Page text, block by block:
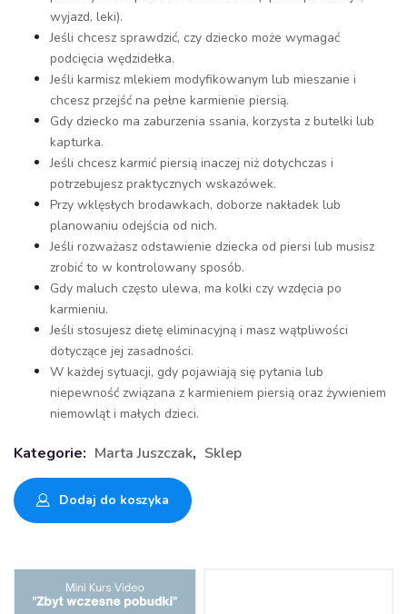
wyjazd, leki).
Jeśli chcesz sprawdzić, czy dziecko może wymagać
podcięcia wędzidełka.
Jeśli karmisz mlekiem modyfikowanym lub mieszanie i
chcesz przejść na pełne karmienie piersią.
Gdy dziecko ma zaburzenia ssania, korzysta z butelki lub
kapturka.
Jeśli chcesz karmić piersią inaczej niż dotychczas i
potrzebujesz praktycznych wskazówek.
Przy wklęsłych brodawkach, doborze nakładek lub
planowaniu odejścia od nich.
Jeśli rozważasz odstawienie dziecka od piersi lub musisz
zrobić to w kontrolowany sposób.
Gdy maluch często ulewa, ma kolki czy wzdęcia po
karmieniu.
Jeśli stosujesz dietę eliminacyjną i masz wątpliwości
dotyczące jej zasadności.
W każdej sytuacji, gdy pojawiają się pytania lub
niepewność związana z karmieniem piersią oraz żywieniem
niemowląt i małych dzieci.
Kategorie: Marta Juszczak, Sklep
Dodaj do koszyka